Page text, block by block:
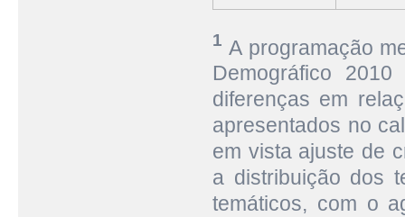
1 A programação
Demográfico
diferenças em
apresentados no
em vista ajuste de
a distribuição dos
temáticos, com o